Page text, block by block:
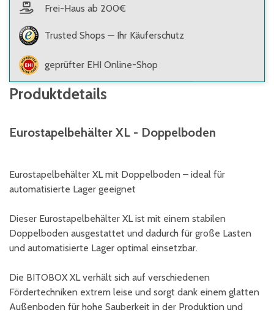
Frei-Haus ab 200€
Trusted Shops — Ihr Käuferschutz
geprüfter EHI Online-Shop
Produktdetails
Eurostapelbehälter XL - Doppelboden
Eurostapelbehälter XL mit Doppelboden – ideal für
automatisierte Lager geeignet
Dieser Eurostapelbehälter XL ist mit einem stabilen
Doppelboden ausgestattet und dadurch für große Lasten
und automatisierte Lager optimal einsetzbar.
Die BITOBOX XL verhält sich auf verschiedenen
Fördertechniken extrem leise und sorgt dank einem glatten
Außenboden für hohe Sauberkeit in der Produktion und